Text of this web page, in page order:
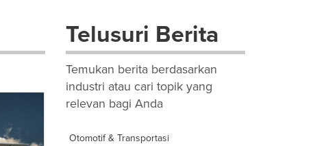
Telusuri Berita
Temukan berita berdasarkan
industri atau cari topik yang
relevan bagi Anda
Otomotif & Transportasi